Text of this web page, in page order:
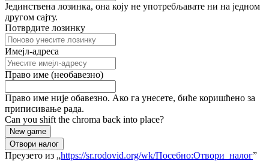
Јединствена лозинка, она коју не употребљавате ни на једном
другом сајту.
Потврдите лозинку
Имејл-адреса
Право име (необавезно)
Право име није обавезно. Ако га унесете, биће коришћено за
приписивање рада.
Can you shift the chroma back into place?
New game
Отвори налог
Преузето из „https://sr.rodovid.org/wk/Посебно:Отвори_налог”